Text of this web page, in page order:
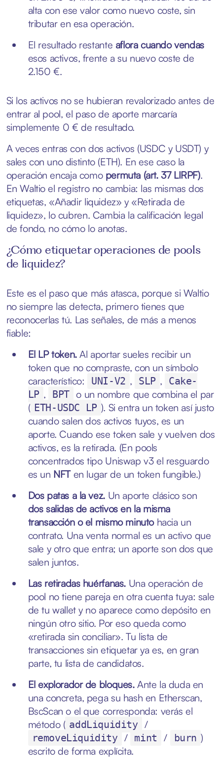
alta con ese valor como nuevo coste, sin
tributar en esa operación.
El resultado restante aflora cuando vendas
esos activos, frente a su nuevo coste de
2.150 €.
Si los activos no se hubieran revalorizado antes de
entrar al pool, el paso de aporte marcaría
simplemente 0 € de resultado.
A veces entras con dos activos (USDC y USDT) y
sales con uno distinto (ETH). En ese caso la
operación encaja como permuta (art. 37 LIRPF).
En Waltio el registro no cambia: las mismas dos
etiquetas, «Añadir liquidez» y «Retirada de
liquidez», lo cubren. Cambia la calificación legal
de fondo, no cómo lo anotas.
¿Cómo etiquetar operaciones de pools
de liquidez?
Este es el paso que más atasca, porque si Waltio
no siempre las detecta, primero tienes que
reconocerlas tú. Las señales, de más a menos
fiable:
El LP token.Al aportar sueles recibir un
token que no compraste, con un símbolo
característico:
UNI-V2 , SLP ,
Cake-
LP , BPT o un nombre que combina el par
( ETH-USDC LP ). Si entra un token así justo
cuando salen dos activos tuyos, es un
aporte. Cuando ese token sale y vuelven dos
activos, es la retirada. (En pools
concentrados tipo Uniswap v3 el resguardo
es un NFTen lugar de un token fungible.)
Dos patas a la vez.Un aporte clásico son
dos salidas de activos en la misma
transacción o el mismo minutohacia un
contrato. Una venta normal es un activo que
sale y otro que entra; un aporte son dos que
salen juntos.
Las retiradas huérfanas.Una operación de
pool no tiene pareja en otra cuenta tuya: sale
de tu wallet y no aparece como depósito en
ningún otro sitio. Por eso queda como
«retirada sin conciliar». Tu lista de
transacciones sin etiquetar ya es, en gran
parte, tu lista de candidatos.
El explorador de bloques.Ante la duda en
una concreta, pega su hash en Etherscan,
BscScan o el que corresponda: verás el
método ( addLiquidity /
removeLiquidity / mint / burn )
escrito de forma explícita.